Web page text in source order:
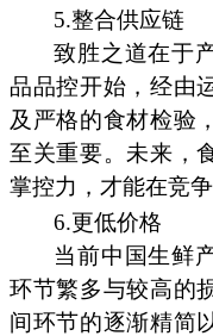
5.整合供应链
致胜之道在于
品品控开始，经由
及严格的食材检验
至关重要。未来，
掌控力，才能在竞
6.更低价格
当前中国生鲜
环节繁多与较高的
间环节的逐渐精简